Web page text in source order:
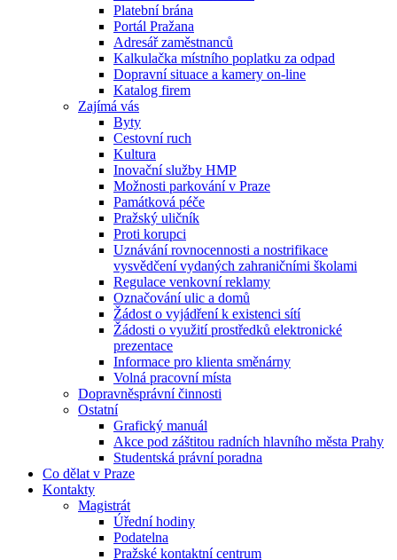
Platební brána
Portál Pražana
Adresář zaměstnanců
Kalkulačka místního poplatku za odpad
Dopravní situace a kamery on-line
Katalog firem
Zajímá vás
Byty
Cestovní ruch
Kultura
Inovační služby HMP
Možnosti parkování v Praze
Památková péče
Pražský uličník
Proti korupci
Uznávání rovnocennosti a nostrifikace
vysvědčení vydaných zahraničními školami
Regulace venkovní reklamy
Označování ulic a domů
Žádost o vyjádření k existenci sítí
Žádosti o využití prostředků elektronické
prezentace
Informace pro klienta směnárny
Volná pracovní místa
Dopravněsprávní činnosti
Ostatní
Grafický manuál
Akce pod záštitou radních hlavního města Prahy
Studentská právní poradna
Co dělat v Praze
Kontakty
Magistrát
Úřední hodiny
Podatelna
Pražské kontaktní centrum